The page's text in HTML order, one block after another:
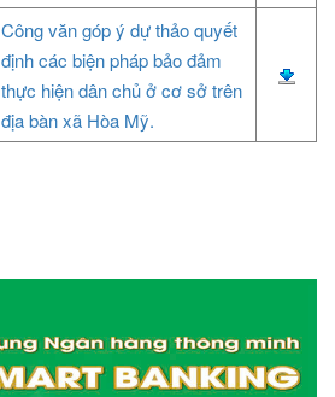
Công văn góp ý dự thảo quyết
định các biện pháp bảo đảm
thực hiện dân chủ ở cơ sở trên
địa bàn xã Hòa Mỹ.